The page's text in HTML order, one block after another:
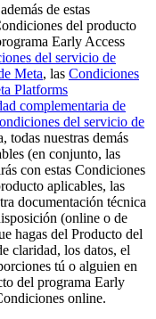
de estas
del producto
Early Access
del servicio de
Meta, las Condiciones
Platforms
complementaria de
del servicio de
todas nuestras demás
(en conjunto, las
con estas Condiciones
aplicables, las
documentación técnica
(online o de
hagas del Producto del
claridad, los datos, el
tú o alguien en
del programa Early
online.